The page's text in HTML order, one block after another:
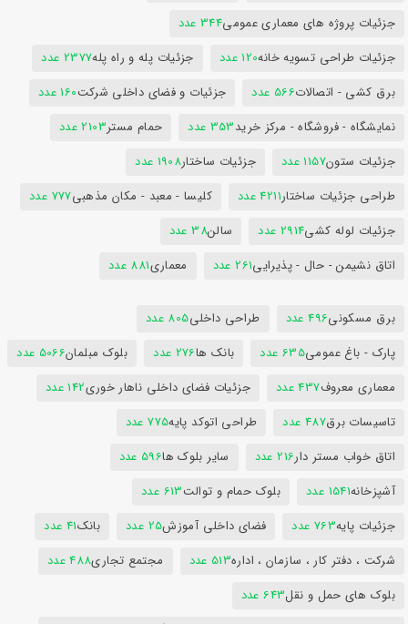
جزئیات پروژه های معماری عمومی344 عدد
جزئیات طراحی تسویه خانه120 عدد جزئیات پله و راه پله2377 عدد
برق کشی - اتصالات566 عدد جزئیات و فضای داخلی شرکت160 عدد
نمایشگاه - فروشگاه - مرکز خرید353 عدد حمام مستر2103 عدد
جزئیات ستون1157 عدد جزئیات ساختار1908 عدد
طراحی جزئیات ساختار4211 عدد کلیسا - معبد - مکان مذهبی777 عدد
جزئیات لوله کشی2914 عدد سالن38 عدد
اتاق نشیمن - حال - پذیرایی261 عدد معماری881 عدد
برق مسکونی496 عدد طراحی داخلی805 عدد
پارک - باغ عمومی635 عدد بانک ها276 عدد بلوک مبلمان5066 عدد
معماری معروف437 عدد جزئیات فضای داخلی ناهار خوری142 عدد
تاسیسات برق487 عدد طراحی اتوکد پایه775 عدد
اتاق خواب مستر دار216 عدد سایر بلوک ها596 عدد
آشپزخانه1541 عدد بلوک حمام و توالت613 عدد
جزئیات پایه763 عدد فضای داخلی آموزش25 عدد بانک41 عدد
شرکت ، دفتر کار ، سازمان ، اداره513 عدد مجتمع تجاری488 عدد
بلوک های حمل و نقل643 عدد